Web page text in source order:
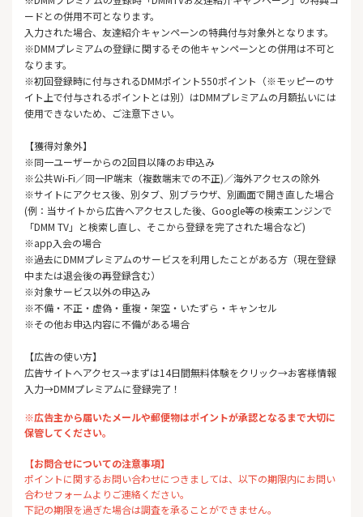
ードとの併用不可となります。
入力された場合、友達紹介キャンペーンの特典付与対象外となります。
※DMMプレミアムの登録に関するその他キャンペーンとの併用は不可と
なります。
※初回登録時に付与されるDMMポイント550ポイント（※モッピーのサ
イト上で付与されるポイントとは別）はDMMプレミアムの月額払いには
使用できないため、ご注意下さい。
【獲得対象外】
※同一ユーザーからの2回目以降のお申込み
※公共Wi-Fi／同一IP端末（複数端末での不正)／海外アクセスの除外
※サイトにアクセス後、別タブ、別ブラウザ、別画面で開き直した場合
(例：当サイトから広告へアクセスした後、Google等の検索エンジンで
「DMM TV」と検索し直し、そこから登録を完了された場合など)
※app入会の場合
※過去にDMMプレミアムのサービスを利用したことがある方（現在登録
中または退会後の再登録含む）
※対象サービス以外の申込み
※不備・不正・虚偽・重複・架空・いたずら・キャンセル
※その他お申込内容に不備がある場合
【広告の使い方】
広告サイトへアクセス→まずは14日間無料体験をクリック→お客様情報
入力→DMMプレミアムに登録完了！
※広告主から届いたメールや郵便物はポイントが承認となるまで大切に
保管してください。
【お問合せについての注意事項】
ポイントに関するお問い合わせにつきましては、以下の期限内にお問い
合わせフォームよりご連絡ください。
下記の期限を過ぎた場合は調査を承ることができません。